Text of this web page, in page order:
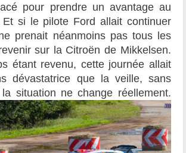
pour prendre un avantage au
Et si le pilote Ford allait continuer
prenait néanmoins pas tous les
sur la Citroën de Mikkelsen.
étant revenu, cette journée allait
dévastatrice que la veille, sans
situation ne change réellement.